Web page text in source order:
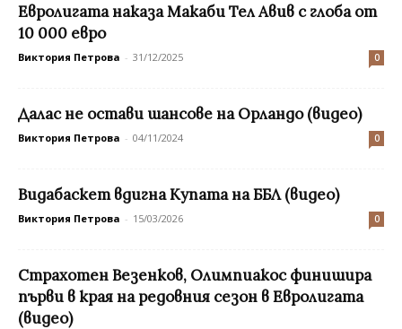
Евролигата наказа Макаби Тел Авив с глоба от
10 000 евро
Виктория Петрова - 31/12/2025 0
Далас не остави шансове на Орландо (видео)
Виктория Петрова - 04/11/2024 0
Видабаскет вдигна Купата на ББЛ (видео)
Виктория Петрова - 15/03/2026 0
Страхотен Везенков, Олимпиакос финишира
първи в края на редовния сезон в Евролигата
(видео)